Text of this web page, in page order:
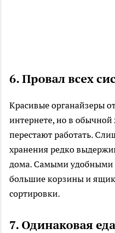
6. Провал всех
Красивые органайзеры
интернете, но в
перестают работать.
хранения редко
дома. Самыми удобными
большие корзины и
сортировки.
7. Одинаковая